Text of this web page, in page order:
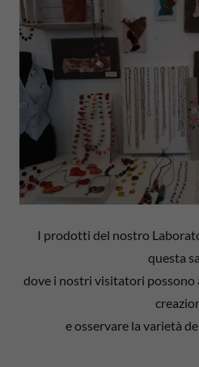
I prodotti del nostro
questa
dove i nostri visitatori possono
e osservare la varietà